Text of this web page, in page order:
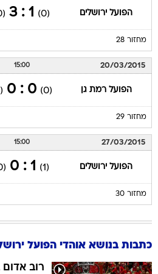
הפועל ירושלים (0)
1 : 3
(0)
מחזור 28
20/03/2015
15:00
הפועל רמת גן (0)
0 : 0
(0)
מחזור 29
27/03/2015
15:00
הפועל ירושלים (1)
1 : 0
(0)
מחזור 30
כתבות בנושא אוהדי הפועל
רוב אדום